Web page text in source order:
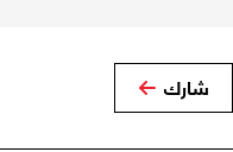
شارك